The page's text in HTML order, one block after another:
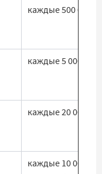
каждые 500 000
каждые 5 000 000
каждые 20 000
каждые 10 000